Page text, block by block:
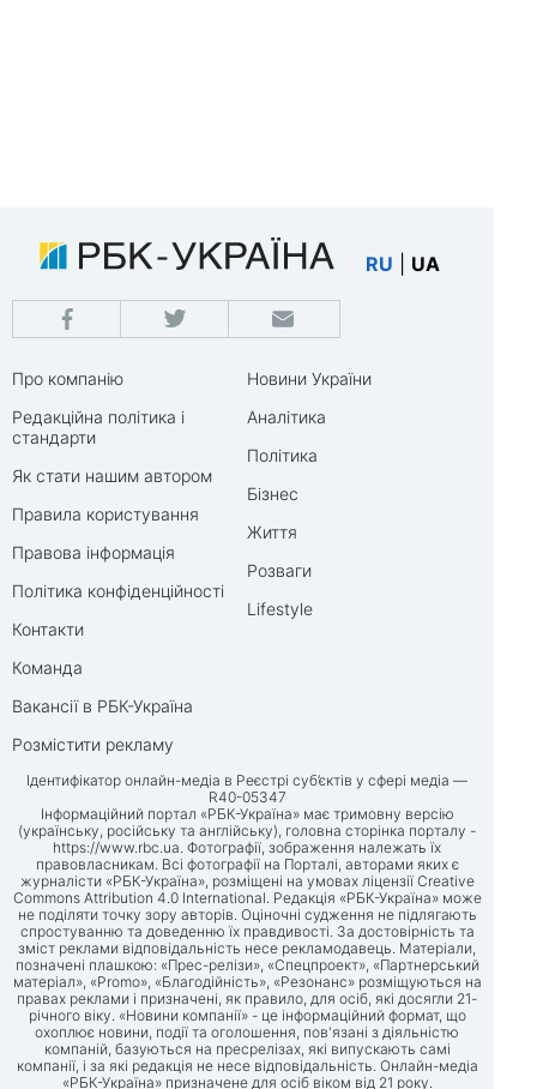
RU UA
Про компанію
Редакційна політика і
стандарти
Як стати нашим автором
Правила користування
Правова інформація
Політика конфіденційності
Контакти
Команда
Вакансії в РБК-Україна
Розмістити рекламу
Новини України
Аналітика
Політика
Бізнес
Життя
Розваги
Lifestyle
Ідентифікатор онлайн-медіа в Реєстрі суб’єктів у сфері медіа —
R40-05347
Інформаційний портал «РБК-Україна» має тримовну версію
(українську, російську та англійську), головна сторінка порталу -
https://www.rbc.ua. Фотографії, зображення належать їх
правовласникам. Всі фотографії на Порталі, авторами яких є
журналісти «РБК-Україна», розміщені на умовах ліцензії Creative
Commons Attribution 4.0 International. Редакція «РБК-Україна» може
не поділяти точку зору авторів. Оціночні судження не підлягають
спростуванню та доведенню їх правдивості. За достовірність та
зміст реклами відповідальність несе рекламодавець. Матеріали,
позначені плашкою: «Прес-релізи», «Спецпроект», «Партнерський
матеріал», «Promo», «Благодійність», «Резонанс» розміщуються на
правах реклами і призначені, як правило, для осіб, які досягли 21-
річного віку. «Новини компанії» - це інформаційний формат, що
охоплює новини, події та оголошення, пов'язані з діяльністю
компаній, базуються на пресрелізах, які випускають самі
компанії, і за які редакція не несе відповідальність. Онлайн-медіа
«РБК-Україна» призначене для осіб віком від 21 року.